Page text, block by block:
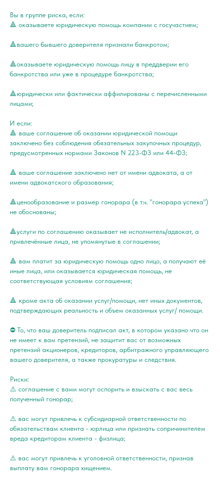
Вы в группе риска, если:
🔺 оказываете юридическую помощь компании с госучастием;
🔺вашего бывшего доверителя признали банкротом;
🔺оказываете юридическую помощь лицу в преддверии его
банкротства или уже в процедуре банкротства;
🔺юридически или фактически аффилированы с перечисленными
лицами;
И если:
🔺 ваше соглашение об оказании юридической помощи
заключено без соблюдения обязательных закупочных процедур,
предусмотренных нормами Законов N 223-ФЗ или 44‐ФЗ;
🔺 ваше соглашение заключено нет от имени адвоката, а от
имени адвокатского образования;
🔺ценообразование и размер гонорара (в т.ч. "гонорара успеха")
не обоснованы;
🔺услуги по соглашению оказывает не исполнитель/адвокат, а
привлечённые лица, не упомянутые в соглашении;
🔺 вам платит за юридическую помощь одно лицо, а получают её
иные лица, или оказывается юридическая помощь, не
соответствующая условиям соглашения;
🔺 кроме акта об оказании услуг/помощи, нет иных документов,
подтверждающих реальность и объем оказанных услуг/ помощи.
⛔️ То, что ваш доверитель подписал акт, в котором указано что он
не имеет к вам претензий, не защитит вас от возможных
претензий акционеров, кредиторов, арбитражного управляющего
вашего доверителя, а также прокуратуры и следствия.
Риски:
⚠️ соглашение с вами могут оспорить и взыскать с вас весь
полученный гонорар;
⚠️ вас могут привлечь к субсидиарной ответственности по
обязательствам клиента - юрлица или признать сопричинителем
вреда кредиторам клиента - физлица;
⚠️ вас могут привлечь к уголовной ответственности, признав
выплату вам гонорара хищением.